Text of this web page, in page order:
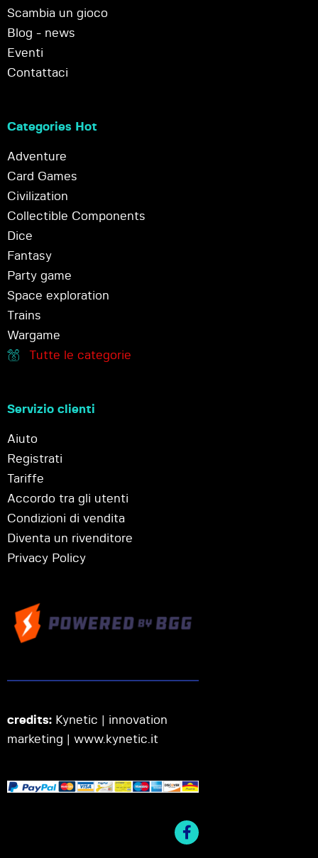
Scambia un gioco
Blog - news
Eventi
Contattaci
Categories Hot
Adventure
Card Games
Civilization
Collectible Components
Dice
Fantasy
Party game
Space exploration
Trains
Wargame
Tutte le categorie
Servizio clienti
Aiuto
Registrati
Tariffe
Accordo tra gli utenti
Condizioni di vendita
Diventa un rivenditore
Privacy Policy
credits: Kynetic | innovation
marketing | www.kynetic.it